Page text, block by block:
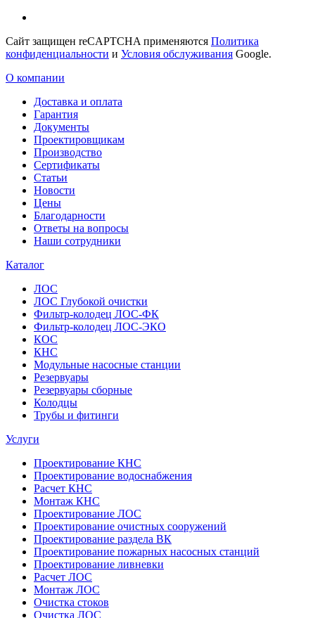
Сайт защищен reCAPTCHA применяются Политика
конфиденциальности и Условия обслуживания Google.
О компании
Доставка и оплата
Гарантия
Документы
Проектировщикам
Производство
Сертификаты
Статьи
Новости
Цены
Благодарности
Ответы на вопросы
Наши сотрудники
Каталог
ЛОС
ЛОС Глубокой очистки
Фильтр-колодец ЛОС-ФК
Фильтр-колодец ЛОС-ЭКО
КОС
КНС
Модульные насосные станции
Резервуары
Резервуары сборные
Колодцы
Трубы и фитинги
Услуги
Проектирование КНС
Проектирование водоснабжения
Расчет КНС
Монтаж КНС
Проектирование ЛОС
Проектирование очистных сооружений
Проектирование раздела ВК
Проектирование пожарных насосных станций
Проектирование ливневки
Расчет ЛОС
Монтаж ЛОС
Очистка стоков
Очистка ЛОС